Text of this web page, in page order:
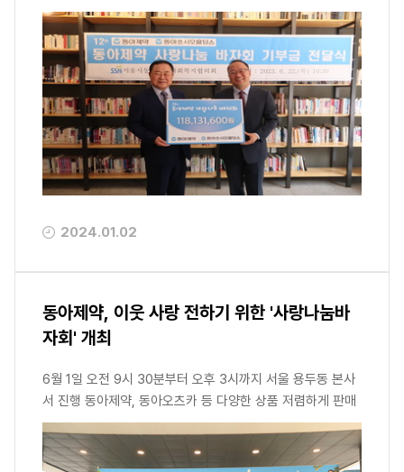
2024.01.02
동아제약, 이웃 사랑 전하기 위한 '사랑나눔바
자회' 개최
6월 1일 오전 9시 30분부터 오후 3시까지 서울 용두동 본사
서 진행 동아제약, 동아오츠카 등 다양한 상품 저렴하게 판매